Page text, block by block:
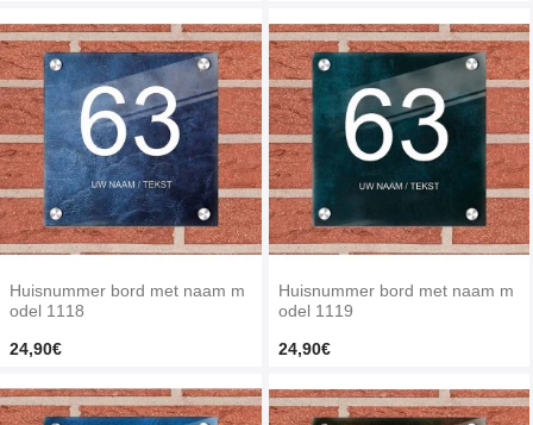
Huisnummer bord met naam m
odel 1118
24,90€
Huisnummer bord met naam m
odel 1119
24,90€